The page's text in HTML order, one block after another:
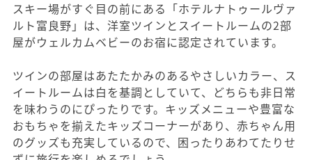
スキー場がすぐ目の前にある「ホテルナトゥールヴァ
ルト富良野」は、洋室ツインとスイートルームの2部
屋がウェルカムベビーのお宿に認定されています。
ツインの部屋はあたたかみのあるやさしいカラー、ス
イートルームは白を基調としていて、どちらも非日常
を味わうのにぴったりです。キッズメニューや豊富な
おもちゃを揃えたキッズコーナーがあり、赤ちゃん用
のグッズも充実しているので、困ったりあわてたりせ